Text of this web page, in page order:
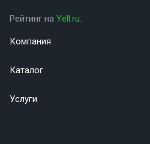
Рейтинг на Yell.ru.
Компания
Каталог
Услуги